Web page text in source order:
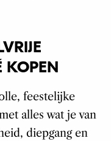
KOPEN
feestelijke
alles wat je van
diepgang en